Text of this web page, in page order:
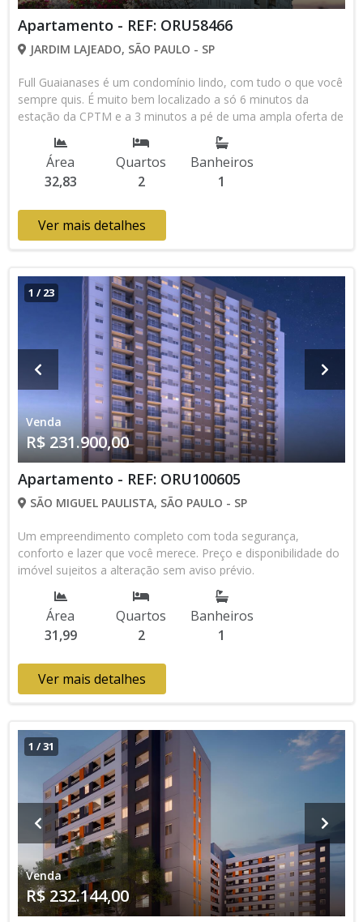
Apartamento - REF: ORU58466
JARDIM LAJEADO, SÃO PAULO - SP
Full Guaianases é um condomínio lindo, com tudo o que você
sempre quis. É muito bem localizado a só 6 minutos da
estação da CPTM e a 3 minutos a pé de uma ampla oferta de
lojas e serviços. Sua experiência completa de morar! Preço e
disponibilidade do imóvel sujeitos a alteração sem aviso
prévio.Área
32,83
Quartos
2
Banheiros
1
Ver mais detalhes
1 /23
Venda
R$ 231.900,00
Apartamento - REF: ORU100605
SÃO MIGUEL PAULISTA, SÃO PAULO - SP
Um empreendimento completo com toda segurança,
conforto e lazer que você merece. Preço e disponibilidade do
imóvel sujeitos a alteração sem aviso prévio.
Área
31,99
Quartos
2
Banheiros
1
Ver mais detalhes
1 /31
Venda
R$ 232.144,00